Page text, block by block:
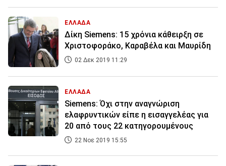
ΕΛΛΑΔΑ
Δίκη Siemens: 15 χρόνια κάθειρξη σε
Χριστοφοράκο, Καραβέλα και Μαυρίδη
02 Δεκ 2019 11:29
ΕΛΛΑΔΑ
Siemens: Όχι στην αναγνώριση
ελαφρυντικών είπε η εισαγγελέας για
20 από τους 22 κατηγορουμένους
22 Νοε 2019 15:55